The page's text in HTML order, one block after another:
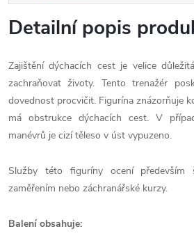
Detailní popis
Zajištění dýchacích cest je velice
zachraňovat životy. Tento trenažér
dovednost procvičit. Figurína znázorňuje
má obstrukce dýchacích cest. V
manévrů je cizí těleso v úst vypuzeno.
Služby této figuríny ocení především
zaměřením nebo záchranářské kurzy.
Balení obsahuje: